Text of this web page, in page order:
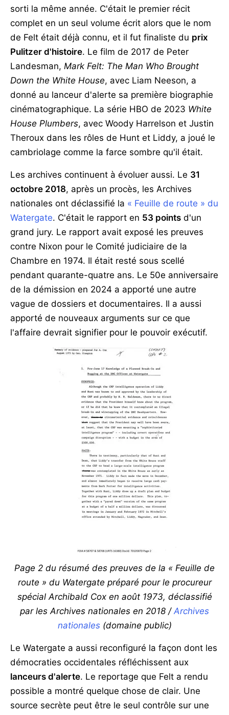
sorti la même année. C'était le premier récit
complet en un seul volume écrit alors que le nom
de Felt était déjà connu, et il fut finaliste du prix
Pulitzer d'histoire. Le film de 2017 de Peter
Landesman, Mark Felt: The Man Who Brought
Down the White House, avec Liam Neeson, a
donné au lanceur d'alerte sa première biographie
cinématographique. La série HBO de 2023 White
House Plumbers, avec Woody Harrelson et Justin
Theroux dans les rôles de Hunt et Liddy, a joué le
cambriolage comme la farce sombre qu'il était.
Les archives continuent à évoluer aussi. Le 31
octobre 2018, après un procès, les Archives
nationales ont déclassifié la « Feuille de route » du
Watergate. C'était le rapport en 53 points d'un
grand jury. Le rapport avait exposé les preuves
contre Nixon pour le Comité judiciaire de la
Chambre en 1974. Il était resté sous scellé
pendant quarante-quatre ans. Le 50e anniversaire
de la démission en 2024 a apporté une autre
vague de dossiers et documentaires. Il a aussi
apporté de nouveaux arguments sur ce que
l'affaire devrait signifier pour le pouvoir exécutif.
Page 2 du résumé des preuves de la « Feuille de
route » du Watergate préparé pour le procureur
spécial Archibald Cox en août 1973, déclassifié
par les Archives nationales en 2018 / Archives
nationales(domaine public)
Le Watergate a aussi reconfiguré la façon dont les
démocraties occidentales réfléchissent aux
lanceurs d'alerte. Le reportage que Felt a rendu
possible a montré quelque chose de clair. Une
source secrète peut être le seul contrôle sur une